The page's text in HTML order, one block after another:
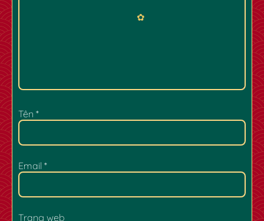
Tên *
Email *
Trang web